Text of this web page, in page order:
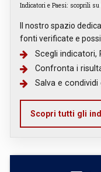
Indicatori e Paesi: scoprili su
Il nostro spazio
fonti verificate e
Scegli indicatori,
Confronta i
Salva e
Scopri tutti gli